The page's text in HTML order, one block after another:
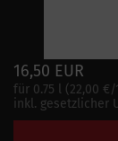
16,50 EUR
für 0.75 l (22,00 €/
inkl. gesetzlicher